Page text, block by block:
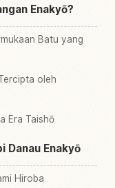
Kyou↗
Enakyō?
Batu yang
oleh
Era Taishō
Danau Enakyō
Hiroba